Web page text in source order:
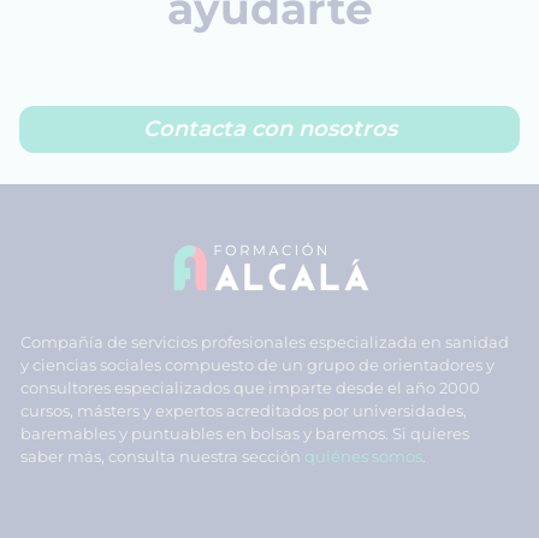
Contacta con nosotros
Compañía de servicios profesionales especializada en sanidad
y ciencias sociales compuesto de un grupo de orientadores y
consultores especializados que imparte desde el año 2000
cursos, másters y expertos acreditados por universidades,
baremables y puntuables en bolsas y baremos. Si quieres
saber más, consulta nuestra sección quiénes somos.